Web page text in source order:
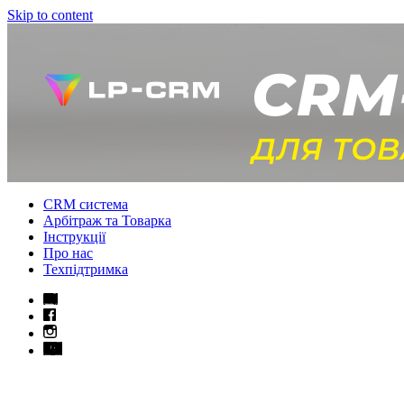
Skip to content
CRM система
Арбітраж та Товарка
Інструкції
Про нас
Техпідтримка